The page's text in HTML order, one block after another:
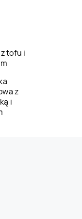
tofu i
z
i